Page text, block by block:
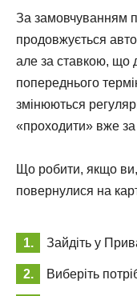
За замовчуванням
продовжується
але за ставкою, що
попереднього
змінюються
«проходити» вже
Що робити, якщо
повернулися на
Зайдіть у
Виберіть